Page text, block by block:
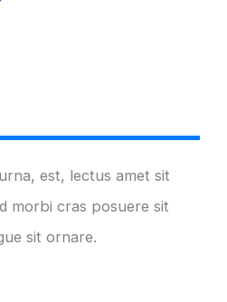
est, lectus amet sit
morbi cras posuere sit
sit ornare.